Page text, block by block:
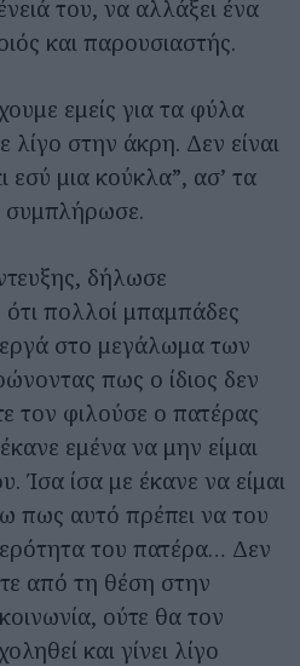
του, να αλλάξει ένα
και παρουσιαστής.
εμείς για τα φύλα
στην άκρη. Δεν είναι
μια κούκλα”, ασ’ τα
συμπλήρωσε.
δήλωσε
ότι πολλοί μπαμπάδες
στο μεγάλωμα των
πως ο ίδιος δεν
τον φιλούσε ο πατέρας
εμένα να μην είμαι
Ίσα ίσα με έκανε να είμαι
πως αυτό πρέπει να του
του πατέρα… Δεν
από τη θέση στην
ούτε θα τον
και γίνει λίγο